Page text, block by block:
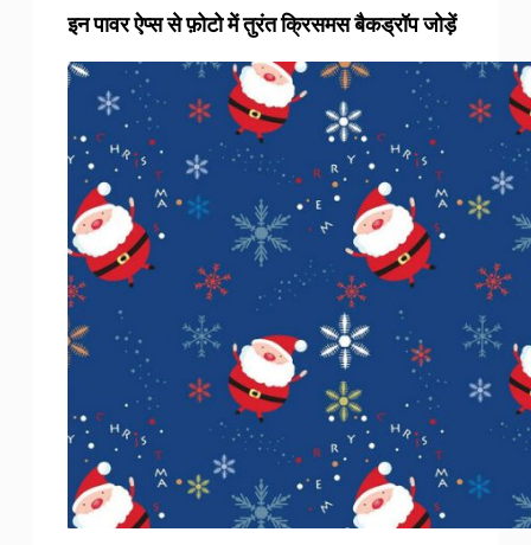
इन पावर ऐप्स से फ़ोटो में तुरंत क्रिसमस बैकड्रॉप जोड़ें